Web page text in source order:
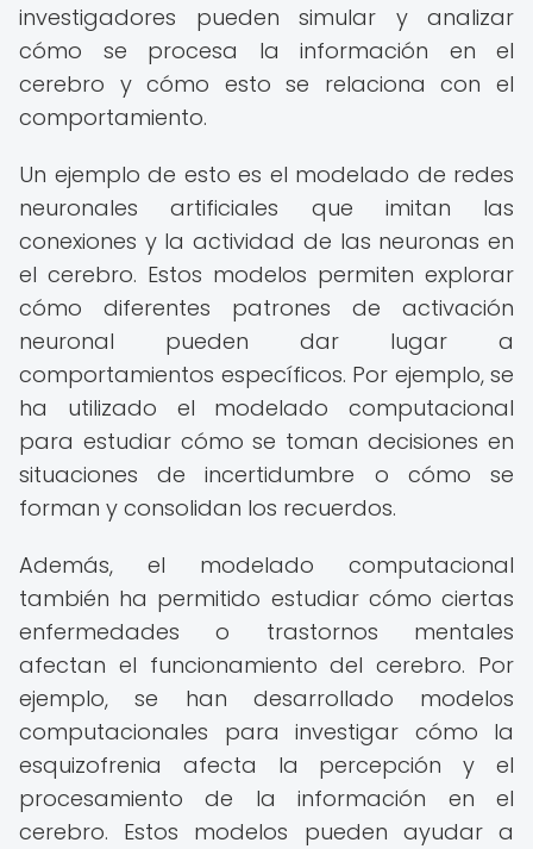
investigadores pueden simular y analizar
cómo se procesa la información en el
cerebro y cómo esto se relaciona con el
comportamiento.
Un ejemplo de esto es el modelado de redes
neuronales artificiales que imitan las
conexiones y la actividad de las neuronas en
el cerebro. Estos modelos permiten explorar
cómo diferentes patrones de activación
neuronal pueden dar lugar a
comportamientos específicos. Por ejemplo, se
ha utilizado el modelado computacional
para estudiar cómo se toman decisiones en
situaciones de incertidumbre o cómo se
forman y consolidan los recuerdos.
Además, el modelado computacional
también ha permitido estudiar cómo ciertas
enfermedades o trastornos mentales
afectan el funcionamiento del cerebro. Por
ejemplo, se han desarrollado modelos
computacionales para investigar cómo la
esquizofrenia afecta la percepción y el
procesamiento de la información en el
cerebro. Estos modelos pueden ayudar a